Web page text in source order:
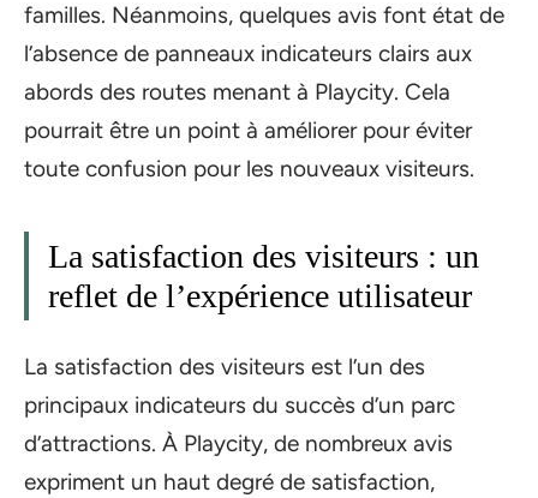
familles. Néanmoins, quelques avis font état de
l’absence de panneaux indicateurs clairs aux
abords des routes menant à Playcity. Cela
pourrait être un point à améliorer pour éviter
toute confusion pour les nouveaux visiteurs.
La satisfaction des visiteurs : un
reflet de l’expérience utilisateur
La satisfaction des visiteurs est l’un des
principaux indicateurs du succès d’un parc
d’attractions. À Playcity, de nombreux avis
expriment un haut degré de satisfaction,